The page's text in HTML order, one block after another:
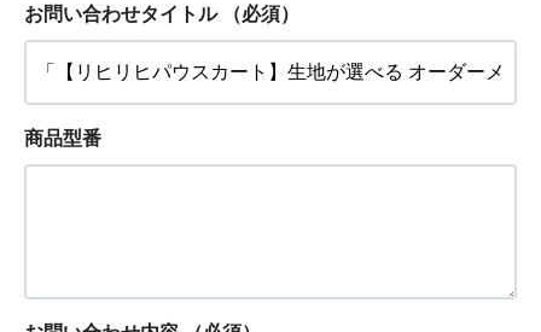
お問い合わせタイトル （必須）
商品型番